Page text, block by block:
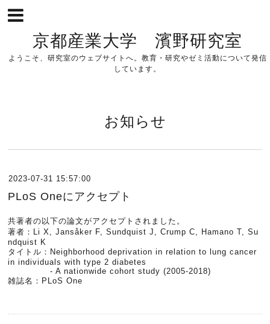
京都産業大学 濱野研究室
ようこそ、研究室のウェブサイトへ。教育・研究やゼミ活動について発信
しています。
お知らせ
2023-07-31 15:57:00
PLoS Oneにアクセプト
共著者の以下の論文がアクセプトされました。
著者： Li X, Jansåker F, Sundquist J, Crump C, Hamano T, Su
ndquist K
タイトル：Neighborhood deprivation in relation to lung cancer
in individuals with type 2 diabetes
- A nationwide cohort study (2005-2018)
雑誌名： PLoS One